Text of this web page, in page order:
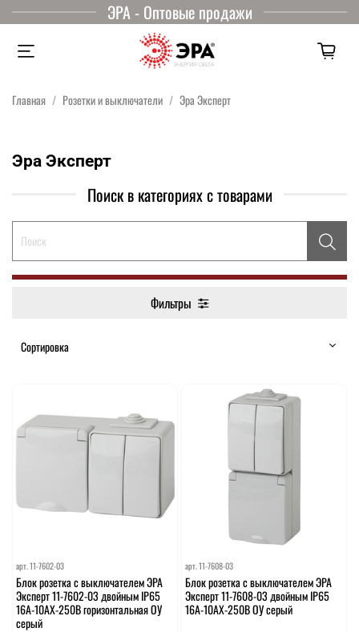
ЭРА - Оптовые продажи
Главная Розетки и выключатели Эра Эксперт
Эра Эксперт
Поиск в категориях с товарами
Фильтры
арт.11-7602-03
Блок розетка с выключателем ЭРА
Эксперт 11-7602-03 двойным IP65
16A-10AX-250В горизонтальная ОУ
серый
арт. 11-7608-03
Блок розетка с выключателем ЭРА
Эксперт 11-7608-03 двойным IP65
16A-10AX-250В ОУ серый